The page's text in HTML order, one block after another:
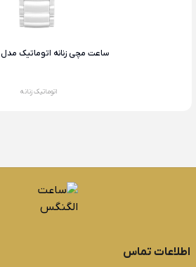
ساعت مچی زنانه اتوماتیک مدل SA8280
اتوماتیک زنانه
اطلاعات تماس